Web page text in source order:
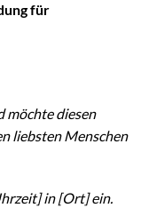
für
möchte diesen
liebsten Menschen
in [Ort] ein.